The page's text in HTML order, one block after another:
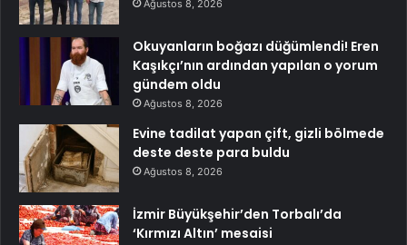
Ağustos 8, 2026
Okuyanların boğazı düğümlendi! Eren
Kaşıkçı’nın ardından yapılan o yorum
gündem oldu
Ağustos 8, 2026
Evine tadilat yapan çift, gizli bölmede
deste deste para buldu
Ağustos 8, 2026
İzmir Büyükşehir’den Torbalı’da
‘Kırmızı Altın’ mesaisi